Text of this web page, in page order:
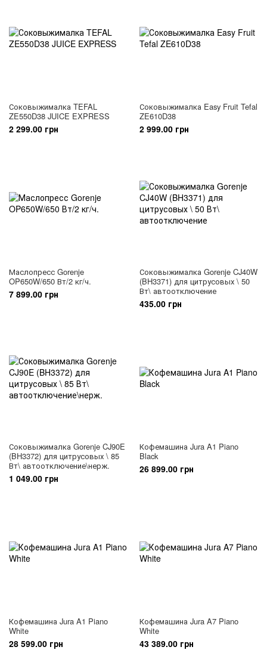
Соковыжималка TEFAL
ZE550D38 JUICE EXPRESS
2 299.00 грн
Соковыжималка Easy Fruit Tefal
ZE610D38
2 999.00 грн
Маслопресс Gorenje
OP650W/650 Вт/2 кг/ч.
7 899.00 грн
Соковыжималка Gorenje CJ40W
(BH3371) для цитрусовых \ 50
Вт\ автоотключение
435.00 грн
Соковыжималка Gorenje CJ90E
(BH3372) для цитрусовых \ 85
Вт\ автоотключение\нерж.
1 049.00 грн
Кофемашина Jura A1 Piano
Black
26 899.00 грн
Кофемашина Jura A1 Piano
White
28 599.00 грн
Кофемашина Jura A7 Piano
White
43 389.00 грн